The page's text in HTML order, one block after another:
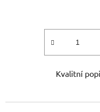
Kvalitní